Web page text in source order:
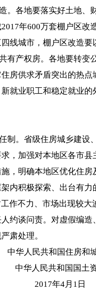
。各地要落实好土地、
年600万套棚户区
线城市，棚户区改造
有产权房。各地要转变
房供求矛盾突出的热
就业职工和稳定就业
制。省级住房城乡建设
，加强对本地区各市
，明确本地区优化住
内积极探索、出台有力
作不力、市场出现较
约谈问责。对虚假编
肃处理。
住房和城乡
国国土资
月1日